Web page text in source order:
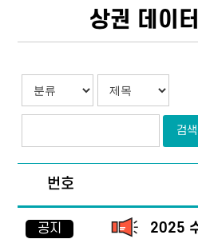
상권 데이
검색
번호
공지 2025